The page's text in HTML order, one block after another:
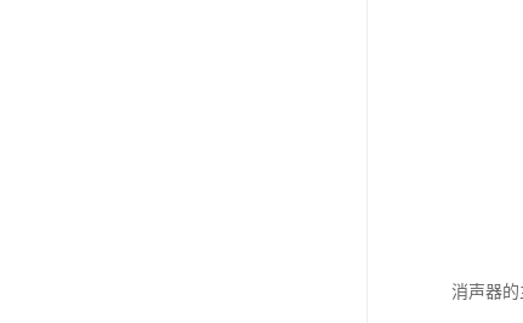
消声器